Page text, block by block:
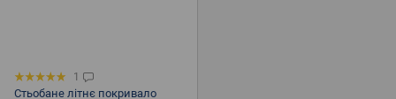
1
Стьобане літнє покривало